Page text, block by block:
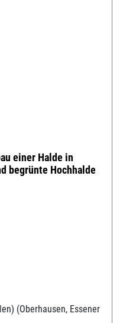
einer Halde in
begrünte Hochhalde
(Oberhausen, Essener